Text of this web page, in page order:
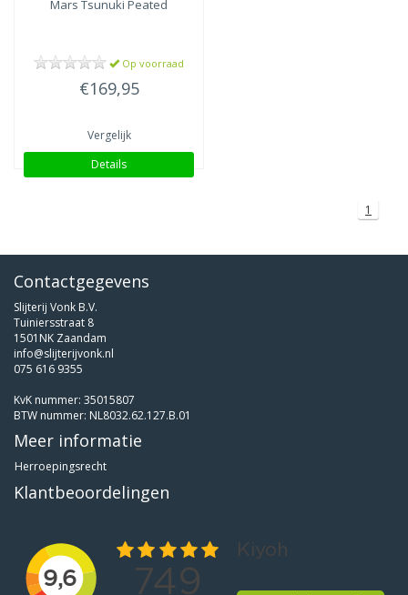
Mars Tsunuki Peated
Op voorraad
€169,95
Vergelijk
Details
1
Contactgegevens
Slijterij Vonk B.V.
Tuiniersstraat 8
1501NK Zaandam
info@slijterijvonk.nl
075 616 9355
KvK nummer: 35015807
BTW nummer: NL8032.62.127.B.01
Meer informatie
Herroepingsrecht
Klantbeoordelingen